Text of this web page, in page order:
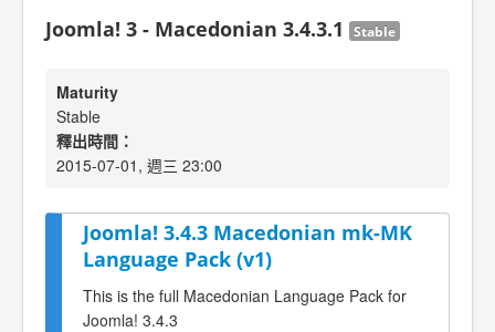
Joomla! 3 - Macedonian 3.4.3.1 Stable
Maturity
Stable
釋出時間：
2015-07-01, 週三 23:00
Joomla! 3.4.3 Macedonian mk-MK
Language Pack (v1)
This is the full Macedonian Language Pack for
Joomla! 3.4.3